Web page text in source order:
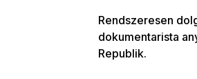
Rendszeresen
dokumentarista
Republik.